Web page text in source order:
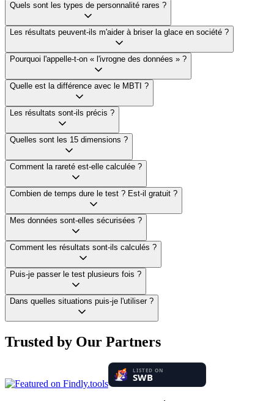
Quels sont les types de personnalité rares ?
Les résultats peuvent-ils m'aider à briser la glace en société ?
Pourquoi l'appelle-t-on « l'ivrogne des données » ?
Quelle est la différence avec le MBTI ?
Les résultats sont-ils précis ?
Quelles sont les 15 dimensions ?
Comment la rareté est-elle calculée ?
Combien de temps dure le test ? Est-il gratuit ?
Mes données sont-elles sécurisées ?
Comment les résultats sont-ils calculés ?
Puis-je passer le test plusieurs fois ?
Dans quelles situations puis-je l'utiliser ?
Trusted by Our Partners